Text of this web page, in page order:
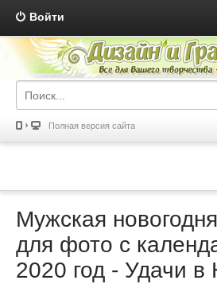
Войти
Полная версия сайта
Мужская
для фото с
2020 год - Удачи в